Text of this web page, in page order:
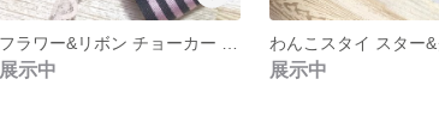
展示中 展示中